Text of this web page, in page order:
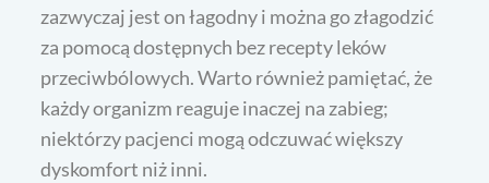
zazwyczaj jest on łagodny i można go złagodzić
za pomocą dostępnych bez recepty leków
przeciwbólowych. Warto również pamiętać, że
każdy organizm reaguje inaczej na zabieg;
niektórzy pacjenci mogą odczuwać większy
dyskomfort niż inni.